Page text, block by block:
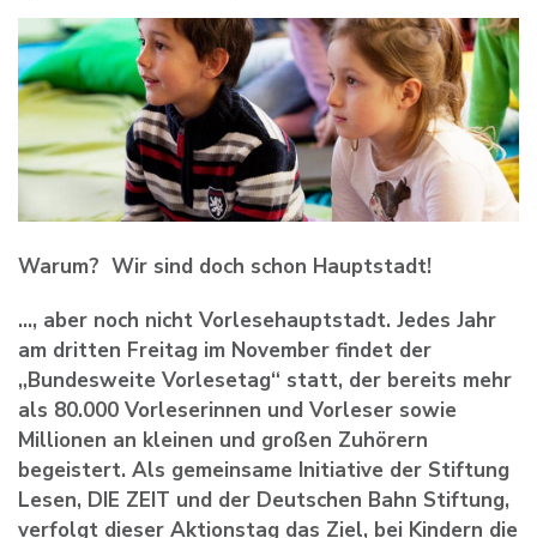
Warum? Wir sind doch schon Hauptstadt!
…, aber noch nicht Vorlesehauptstadt. Jedes Jahr
am dritten Freitag im November findet der
„Bundesweite Vorlesetag“ statt, der bereits mehr
als 80.000 Vorleserinnen und Vorleser sowie
Millionen an kleinen und großen Zuhörern
begeistert. Als gemeinsame Initiative der Stiftung
Lesen, DIE ZEIT und der Deutschen Bahn Stiftung,
verfolgt dieser Aktionstag das Ziel, bei Kindern die